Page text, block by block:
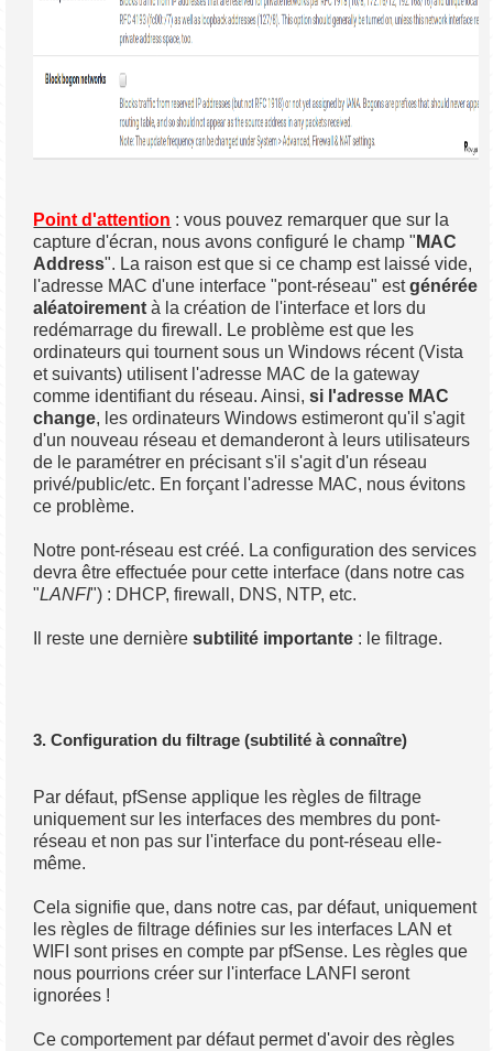
Point d'attention : vous pouvez remarquer que sur la
capture d'écran, nous avons configuré le champ " MAC
Address". La raison est que si ce champ est laissé vide,
l'adresse MAC d'une interface "pont-réseau" estgénérée
aléatoirement à la création de l'interface et lors du
redémarrage du firewall. Le problème est que les
ordinateurs qui tournent sous un Windows récent (Vista
et suivants) utilisent l'adresse MAC de la gateway
comme identifiant du réseau. Ainsi,si l'adresse MAC
change, les ordinateurs Windows estimeront qu'il s'agit
d'un nouveau réseau et demanderont à leurs utilisateurs
de le paramétrer en précisant s'il s'agit d'un réseau
privé/public/etc. En forçant l'adresse MAC, nous évitons
ce problème.
Notre pont-réseau est créé. La configuration des services
devra être effectuée pour cette interface (dans notre cas
"LANFI") : DHCP, firewall, DNS, NTP, etc.
Il reste une dernièresubtilité importante : le filtrage.
3. Configuration du filtrage (subtilité à connaître)
Par défaut, pfSense applique les règles de filtrage
uniquement sur les interfaces des membres du pont-
réseau et non pas sur l'interface du pont-réseau elle-
même.
Cela signifie que, dans notre cas, par défaut, uniquement
les règles de filtrage définies sur les interfaces LAN et
WIFI sont prises en compte par pfSense. Les règles que
nous pourrions créer sur l'interface LANFI seront
ignorées !
Ce comportement par défaut permet d'avoir des règles